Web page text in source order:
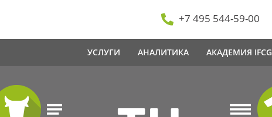
+7 495 544-59-00
УСЛУГИ АНАЛИТИКА АКАДЕМИЯ IFCG